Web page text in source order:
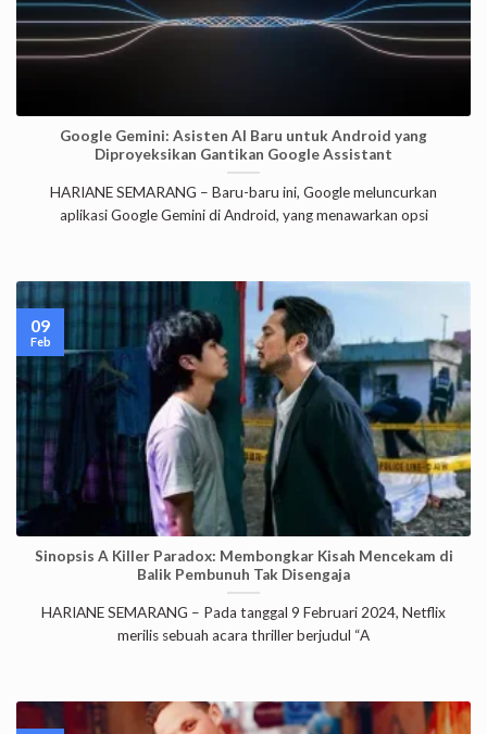
Google Gemini: Asisten AI Baru untuk Android yang
Diproyeksikan Gantikan Google Assistant
HARIANE SEMARANG – Baru-baru ini, Google meluncurkan
aplikasi Google Gemini di Android, yang menawarkan opsi
Sinopsis A Killer Paradox: Membongkar Kisah Mencekam di
Balik Pembunuh Tak Disengaja
HARIANE SEMARANG – Pada tanggal 9 Februari 2024, Netflix
merilis sebuah acara thriller berjudul “A
09
Feb